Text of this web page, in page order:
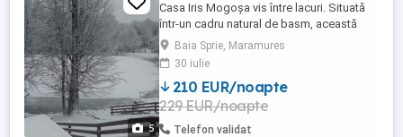
5
Casa Iris Mogoșa vis între lacuri. Situată
într-un cadru natural de basm, această
casă de vacanță este ascunsă într-o
pădure liniștită, între două lacuri
fermecătoare. Cu o arhitectură care îmbină
eleganța modernă cu farmecul rustic,
casa este un refugiu perfect pentru cei
care caută relaxare și confort. Spațiul ...
Baia Sprie, Maramures
30 iulie
210 EUR/noapte
229 EUR/noapte
Telefon validat